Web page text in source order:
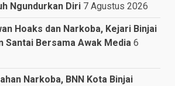
Ngundurkan Diri 7 Agustus 2026
Hoaks dan Narkoba, Kejari Binjai
Santai Bersama Awak Media 6
Narkoba, BNN Kota Binjai